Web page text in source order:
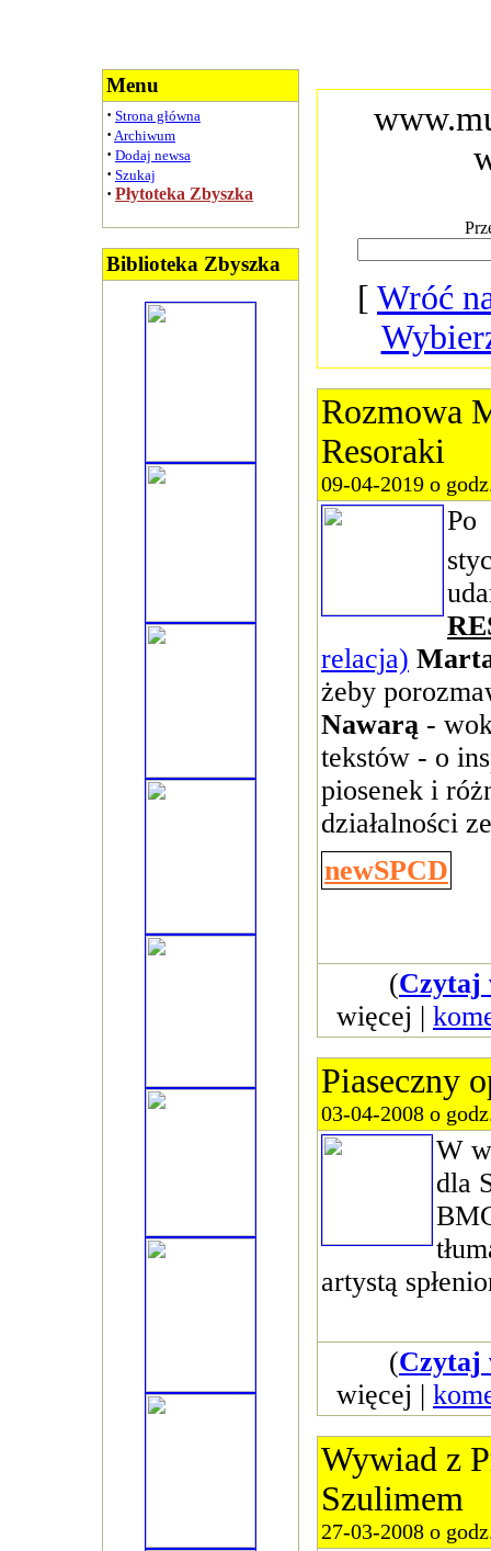
Menu
· Strona główna
· Archiwum
· Dodaj newsa
· Szukaj
· Płytoteka Zbyszka
Biblioteka Zbyszka
[ Wróć
Rozmowa
Resoraki
09-04-2019 o
Po
relacja)
żeby
Nawarą -
tekstów - o
piosenek i
działalności
newSPCD
(Czytaj
więcej |
Piaseczny
03-04-2008 o
W
dla
artystą
(Czytaj
więcej |
Wywiad z
Szulimem
27-03-2008 o